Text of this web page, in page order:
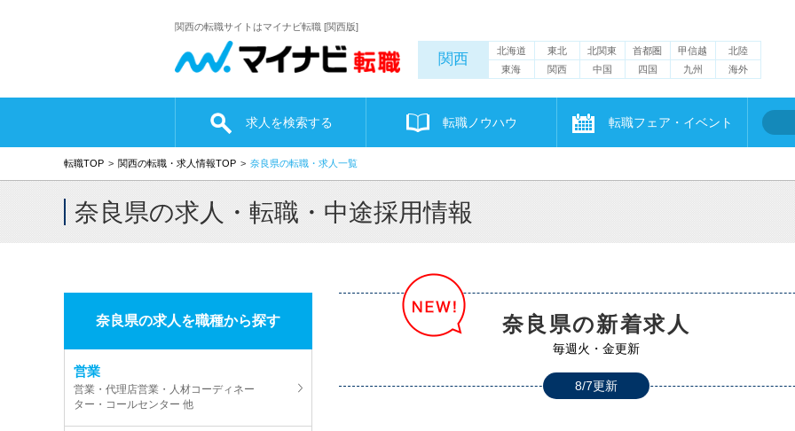
関西の転職サイトはマイナビ転職 [関西版]
関西 北海道 東北 北関東 首都圏 甲信越
北陸
東海
関西 中国 四国 九州 海外
求人を検索する 転職ノウハウ 転職フェア・イベント
転職TOP 関西の転職・求人情報TOP 奈良県の転職・求人一覧
奈良県の求人・転職・中途採用情報
奈良県の求人を職種から探す
営業
営業・代理店営業・人材コーディネー
ター・コールセンター 他
奈良県の新着求人
毎週火・金更新
8/7更新